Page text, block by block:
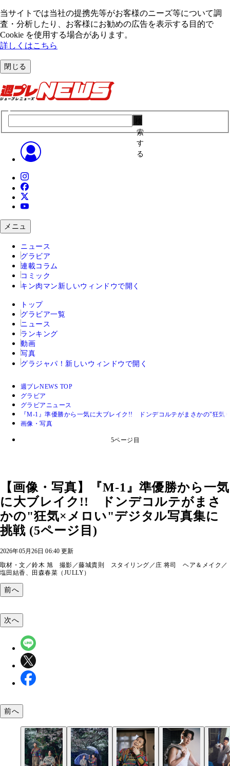
当サイトでは当社の提携先等がお客様のニーズ等について調
査・分析したり、お客様にお勧めの広告を表⽰する⽬的で
Cookie を使⽤する場合があります。
詳しくはこちら
閉じる
索
す
る
メニュ
ニュース
グラビア
連載コラム
コミック
キン肉マン 新しいウィンドウで開く
トップ
グラビア一覧
ニュース
ランキング
動画
写真
グラジャパ！ 新しいウィンドウで開く
週プレNEWS TOP
グラビア
グラビアニュース
『M-1』準優勝から一気に大ブレイク!! ドンデコルテがまさかの"狂気
画像・写真
5ページ目
【画像・写真】『M-1』準優勝から一気
に大ブレイク!! ドンデコルテがまさ
かの"狂気×メロい"デジタル写真集に
挑戦 (5ページ目)
2026年05月26日 06:40 更新
取材・文／鈴木 旭 撮影／藤城貴則 スタイリング／庄 将司 ヘア＆メイク／
塩田結香、田森春菜（JULLY）
前へ
次へ
前へ